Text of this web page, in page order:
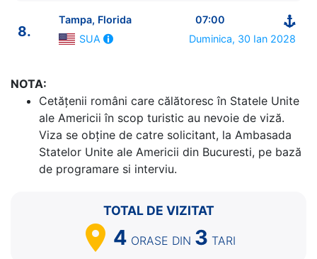
George Town Insulele Cayman 07:00 - 16:00
7. Zi de navigare
0:00 - 0:00
8.
Tampa, Florida
07:00
SUA
Duminica, 30 Ian 2028
NOTA:
Cetăţenii români care călătoresc în Statele Unite
ale Americii în scop turistic au nevoie de viză.
Viza se obține de catre solicitant, la Ambasada
Statelor Unite ale Americii din Bucuresti, pe bază
de programare si interviu.
TOTAL DE VIZITAT
4 ORASE DIN 3 TARI